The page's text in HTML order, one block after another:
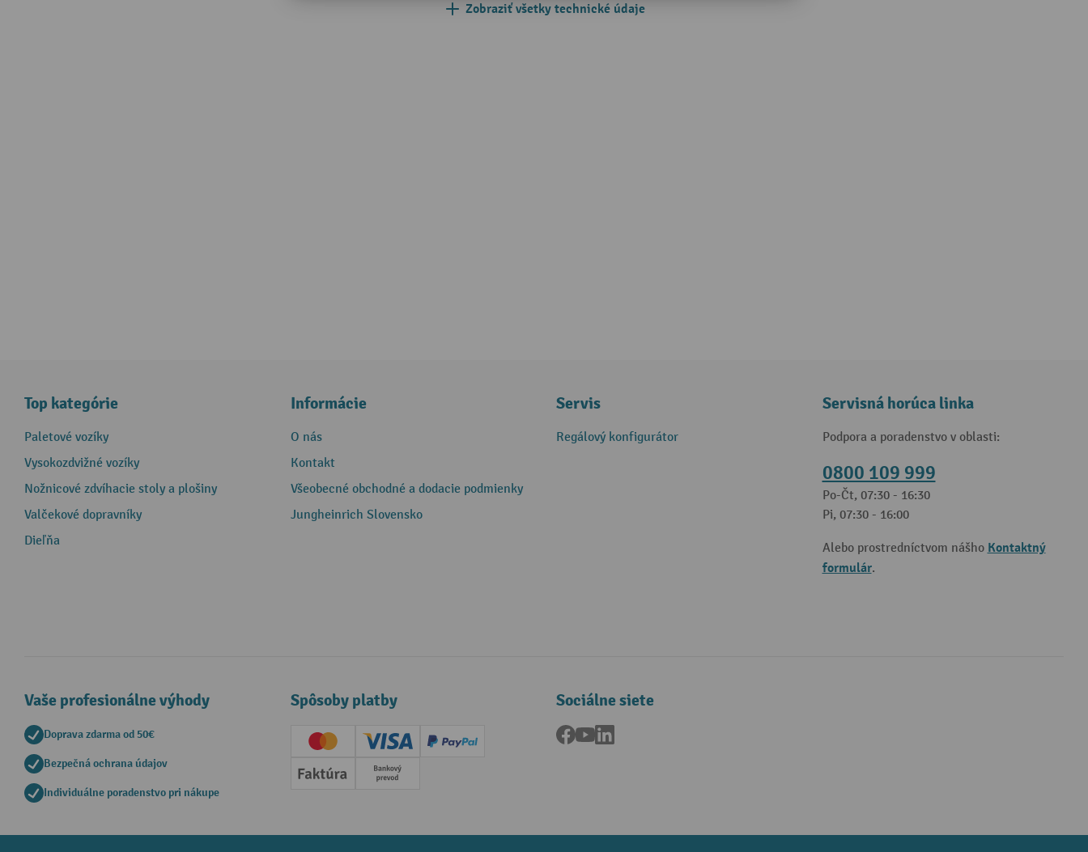
Zobraziť všetky technické údaje
Top kategórie
Paletové vozíky
Vysokozdvižné vozíky
Nožnicové zdvíhacie stoly a plošiny
Valčekové dopravníky
Dieľňa
Informácie
O nás
Kontakt
Všeobecné obchodné a dodacie podmienky
Jungheinrich Slovensko
Servis
Regálový konfigurátor
Servisná horúca linka
Podpora a poradenstvo v oblasti:
0800 109 999
Po-Čt, 07:30 - 16:30
Pi, 07:30 - 16:00
Alebo prostredníctvom nášho Kontaktný
formulár.
Vaše profesionálne výhody
Doprava zdarma od 50€
Bezpečná ochrana údajov
Individuálne poradenstvo pri nákupe
Spôsoby platby
Creditcard (Master)Creditcard (Visa)
PayPal
Faktúra Predplatba
Sociálne siete
Facebook
YouTube